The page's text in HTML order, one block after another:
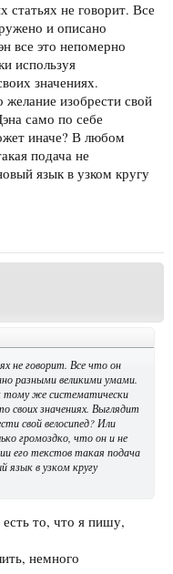
статьях не говорит. Все
и описано
все это непомерно
используя
значениях.
изобрести свой
само по себе
иначе? В любом
подача не
язык в узком кругу
не говорит. Все что он
разными великими умами.
тому же систематически
своих значениях. Выглядит
свой велосипед? Или
громоздко, что он и не
его текстов такая подача
язык в узком кругу
то, что я пишу,
немного